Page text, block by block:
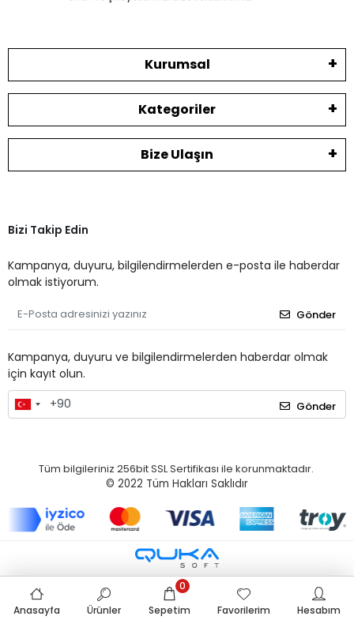
Kurumsal
Kategoriler
Bize Ulaşın
Bizi Takip Edin
Kampanya, duyuru, bilgilendirmelerden e-posta ile haberdar
olmak istiyorum.
Gönder
Kampanya, duyuru ve bilgilendirmelerden haberdar olmak
için kayıt olun.
Gönder
Tüm bilgileriniz 256bit SSL Sertifikası ile korunmaktadır.
© 2022 Tüm Hakları Saklıdır
Anasayfa Ürünler Sepetim
0
Favorilerim
Hesabım